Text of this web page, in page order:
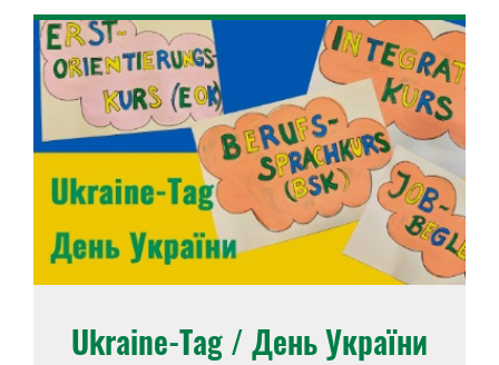
Ukraine-Tag / День України